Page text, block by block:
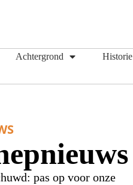
Achtergrond Historie
pas op voor onze